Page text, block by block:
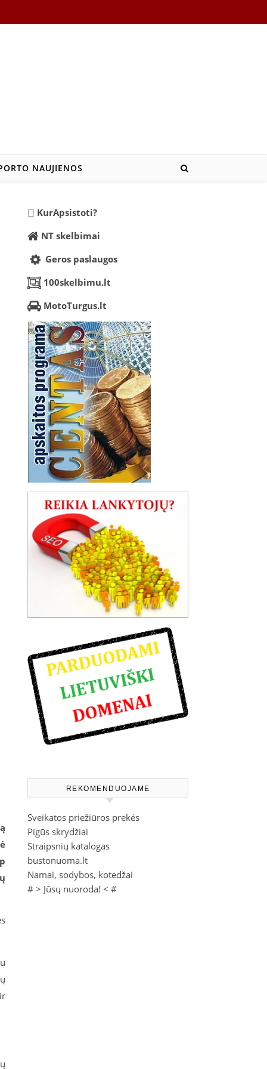
NAUJIENOS
KurApsistoti?
NT skelbimai
Geros paslaugos
100skelbimu.lt
MotoTurgus.lt
REKOMENDUOJAME
Sveikatos priežiūros prekės
Pigūs skrydžiai
Straipsnių katalogas
bustonuoma.lt
Namai, sodybos, kotedžai
# > Jūsų nuoroda! < #